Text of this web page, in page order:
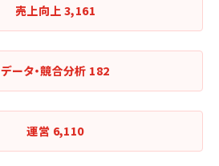
売上向上 3,161
データ・競合分析 182
運営 6,110